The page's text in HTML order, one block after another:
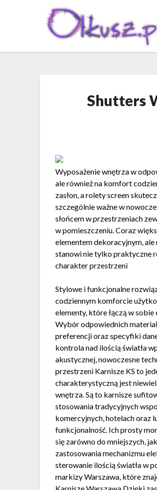
Shutters
Wyposażenie wnętrza w
ale również na komfort
zasłon, a rolety screen
szczególnie ważne w
słońcem w przestrzeniach
w pomieszczeniu. Coraz
elementem dekoracyjnym,
stanowi nie tylko praktyczne
charakter przestrzeni
Stylowe i funkcjonalne
codziennym komforcie
elementy, które łączą w
Wybór odpowiednich
preferencji oraz specyfiki
kontrola nad ilością światła
akustycznej, nowoczesne
przestrzeni Karnisze KS to
charakterystyczną jest
wnętrza. Są to karnisze
stosowania tradycyjnych
komercyjnych, hotelach oraz
funkcjonalność. Ich prosty
się zarówno do mniejszych,
zastosowania mechanizmu
sterowanie ilością światła w
markizy Warszawa, które